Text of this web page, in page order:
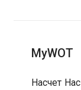
MyWOT
Насчет Нас